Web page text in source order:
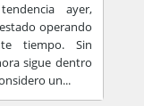
ayer,
operando
tiempo. Sin
sigue dentro
un...